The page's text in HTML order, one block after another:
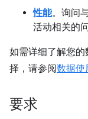
性能。询问
活动相关的
如需详细了解您
择，请参阅数据使
要求